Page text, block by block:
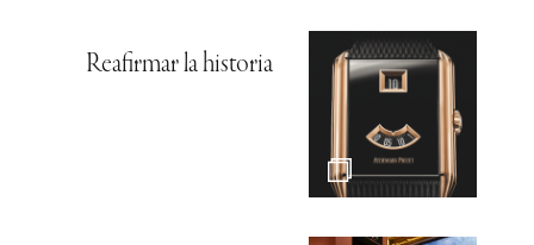
Reafirmar la historia